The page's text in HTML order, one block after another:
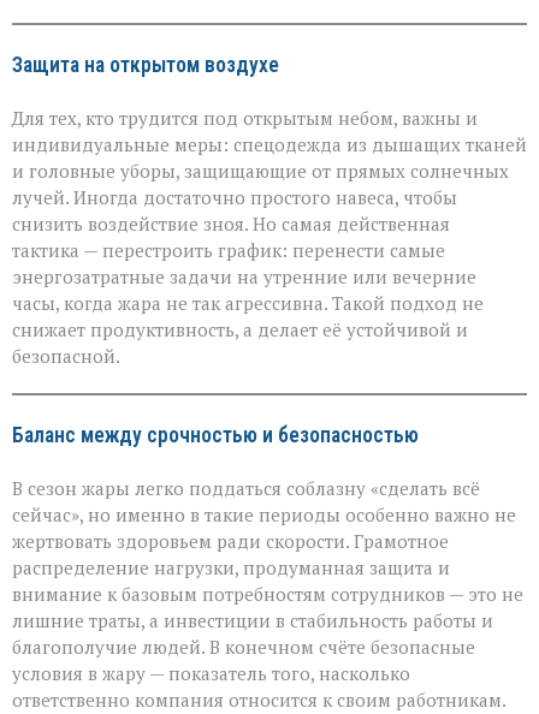
Защита на открытом воздухе
Для тех, кто трудится под открытым небом, важны и
индивидуальные меры: спецодежда из дышащих тканей
и головные уборы, защищающие от прямых солнечных
лучей. Иногда достаточно простого навеса, чтобы
снизить воздействие зноя. Но самая действенная
тактика — перестроить график: перенести самые
энергозатратные задачи на утренние или вечерние
часы, когда жара не так агрессивна. Такой подход не
снижает продуктивность, а делает её устойчивой и
безопасной.
Баланс между срочностью и безопасностью
В сезон жары легко поддаться соблазну «сделать всё
сейчас», но именно в такие периоды особенно важно не
жертвовать здоровьем ради скорости. Грамотное
распределение нагрузки, продуманная защита и
внимание к базовым потребностям сотрудников — это не
лишние траты, а инвестиции в стабильность работы и
благополучие людей. В конечном счёте безопасные
условия в жару — показатель того, насколько
ответственно компания относится к своим работникам.